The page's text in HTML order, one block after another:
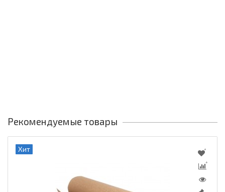
Рекомендуемые товары
Хит